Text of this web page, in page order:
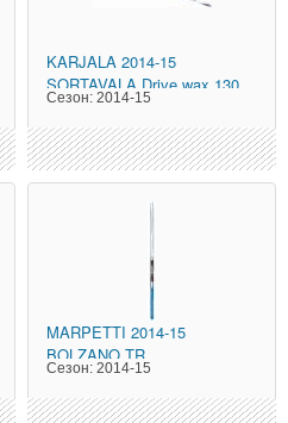
KARJALA 2014-15
SORTAVALA Drive wax 130
см синие
Сезон: 2014-15
MARPETTI 2014-15
BOLZANO TR
Сезон: 2014-15